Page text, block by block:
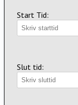
Start Tid:
Slut tid: